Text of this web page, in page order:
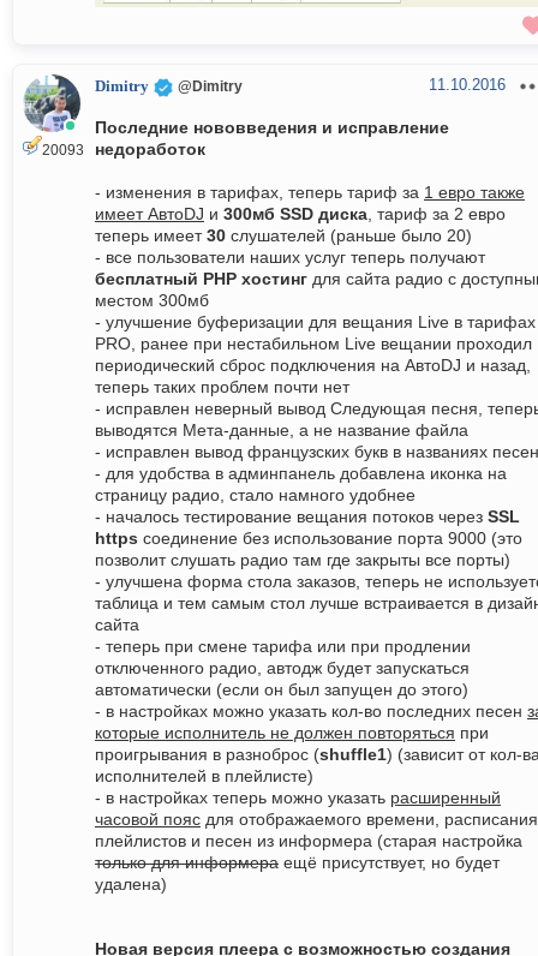
20093
Dimitry @Dimitry 11.10.2016
Последние нововведения и исправление
недоработок
- изменения в тарифах, теперь тариф за 1 евро также
имеет АвтоDJ и 300мб SSD диска, тариф за 2 евро
теперь имеет30 слушателей (раньше было 20)
- все пользователи наших услуг теперь получают
бесплатный PHP хостинг для сайта радио с
местом 300мб
- улучшение буферизации для вещания Live в тарифах
PRO, ранее при нестабильном Live вещании проходил
периодический сброс подключения на АвтоDJ и назад,
теперь таких проблем почти нет
- исправлен неверный вывод Следующая песня,
выводятся Мета-данные, а не название файла
- исправлен вывод французских букв в названиях песен
- для удобства в админпанель добавлена иконка на
страницу радио, стало намного удобнее
- началось тестирование вещания потоков через SSL
https соединение без использование порта 9000 (это
позволит слушать радио там где закрыты все порты)
- улучшена форма стола заказов, теперь не
таблица и тем самым стол лучше встраивается в
сайта
- теперь при смене тарифа или при продлении
отключенного радио, автодж будет запускаться
автоматически (если он был запущен до этого)
- в настройках можно указать кол-во последних песен
которые исполнитель не должен повторяться при
проигрывания в разноброс (shuffle1) (зависит от кол-
исполнителей в плейлисте)
- в настройках теперь можно указать расширенный
часовой пояс для отображаемого времени, расписания
плейлистов и песен из информера (старая настройка
только для информера ещё присутствует, но будет
удалена)
Новая версия плеера с возможностью создания